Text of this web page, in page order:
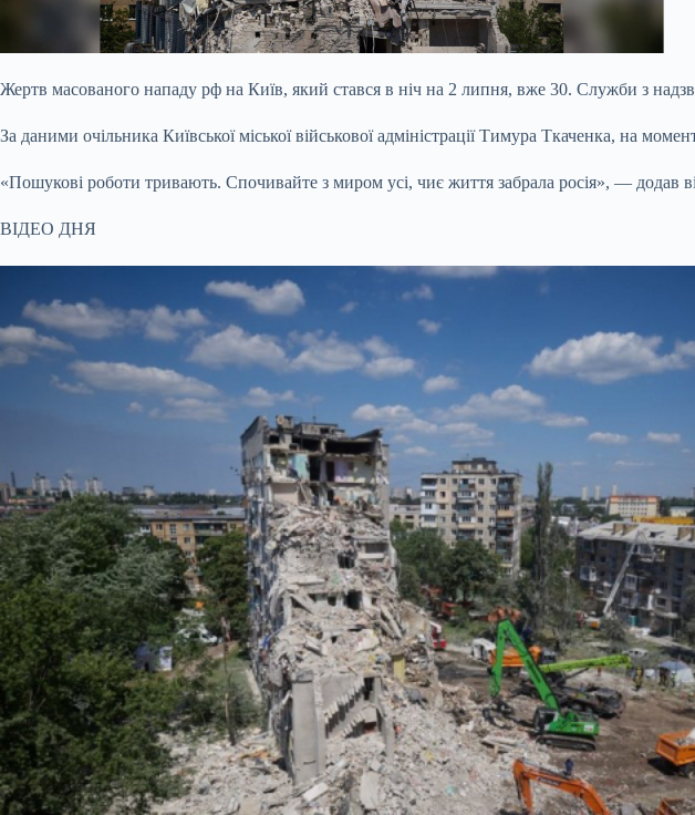
Жертв масованого нападу рф на Київ, який стався в ніч на 2 липня, вже 30. Служби з
За даними очільника Київської міської військової адміністрації Тимура Ткаченка, на
«Пошукові роботи тривають. Спочивайте з миром усі, чиє життя забрала росія», — додав
ВІДЕО ДНЯ